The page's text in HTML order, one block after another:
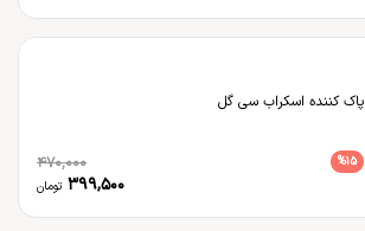
پاک کننده اسکراب سی گل
470,000 %15
399,500 تومان